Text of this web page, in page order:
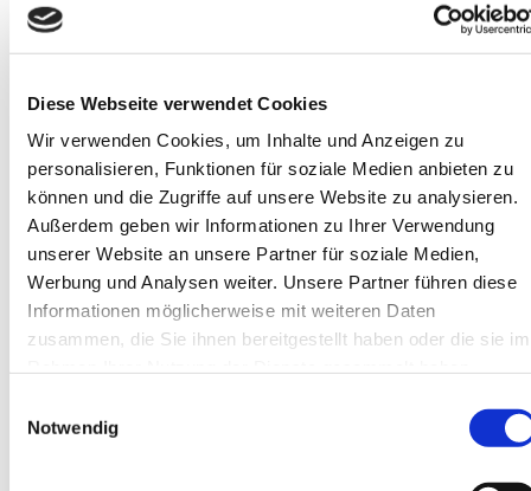
Diese Webseite verwendet Cookies
Wir verwenden Cookies, um Inhalte und Anzeigen zu
personalisieren, Funktionen für soziale Medien anbieten zu
können und die Zugriffe auf unsere Website zu analysieren.
Außerdem geben wir Informationen zu Ihrer Verwendung
unserer Website an unsere Partner für soziale Medien,
Werbung und Analysen weiter. Unsere Partner führen diese
Informationen möglicherweise mit weiteren Daten
zusammen, die Sie ihnen bereitgestellt haben oder die sie im
Notwendig
Interessen der betroffenen Person oder einer anderen
natürlichen Person erforderlich ist. Dies kann dann ein
seltener Fall sein, wenn sich eine betroffene Person
schwer verletzt und daher dessen personenbezogenen
Daten z.B. an einen Arzt weitergegeben werden.
Die Verarbeitung beruht auf Art. 6 I lit. f DSGVO, wenn
die Verarbeitung zur Wahrung der berechtigten
Interessen des Verantwortlichen oder eines Dritten
erforderlich ist, sofern nicht die Interessen oder
Grundrechte und Grundfreiheiten der betroffenen
erfordern, überwiegen.